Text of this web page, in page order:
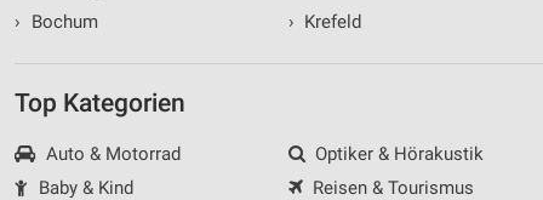
›
Bochum
› Krefeld
Top Kategorien
Auto & Motorrad
Baby & Kind
Optiker & Hörakustik
Reisen & Tourismus